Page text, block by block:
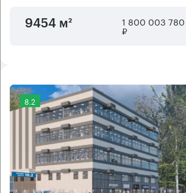
9454 м² 1 800 003 780
₽
8.2